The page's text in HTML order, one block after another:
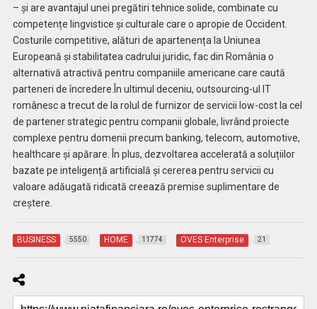
– și are avantajul unei pregătiri tehnice solide, combinate cu
competențe lingvistice și culturale care o apropie de Occident.
Costurile competitive, alături de apartenența la Uniunea
Europeană și stabilitatea cadrului juridic, fac din România o
alternativă atractivă pentru companiile americane care caută
parteneri de încredere.În ultimul deceniu, outsourcing-ul IT
românesc a trecut de la rolul de furnizor de servicii low-cost la cel
de partener strategic pentru companii globale, livrând proiecte
complexe pentru domenii precum banking, telecom, automotive,
healthcare și apărare. În plus, dezvoltarea accelerată a soluțiilor
bazate pe inteligență artificială și cererea pentru servicii cu
valoare adăugată ridicată creează premise suplimentare de
creștere.
BUSINESS 5550 HOME 11774 OVES Enterprise 21